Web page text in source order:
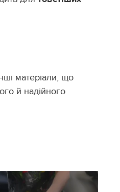
матеріали, що
й надійного